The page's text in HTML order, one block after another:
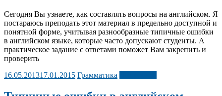
Сегодня Вы узнаете, как составлять вопросы на английском. Я
постараюсь преподать этот материал в предельно доступной и
понятной форме, учитывая разнообразные типичные ошибки
в английском языке, которые часто допускают студенты. А
практическое задание с ответами поможет Вам закрепить и
проверить
16.05.201317.01.2015 Грамматика